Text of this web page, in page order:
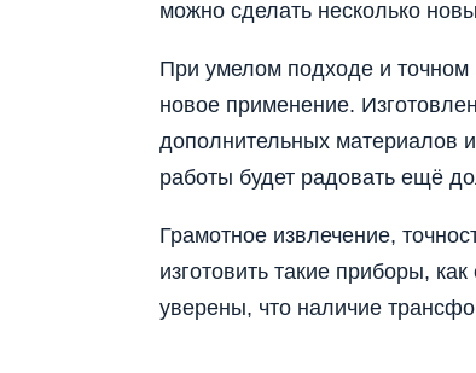
можно сделать несколько
При умелом подходе и
новое применение.
дополнительных материалов
работы будет радовать ещё
Грамотное извлечение,
изготовить такие приборы,
уверены, что наличие